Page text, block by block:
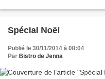
Spécial Noël
Publié le 30/11/2014 à 08:04
Par Bistro de Jenna